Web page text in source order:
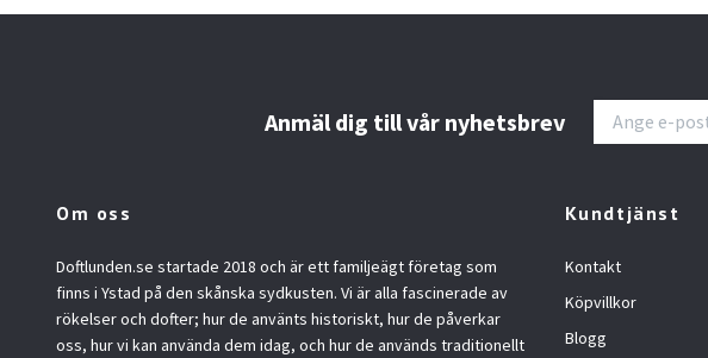
Anmäl dig till vår nyhetsbrev
Om oss
Doftlunden.se startade 2018 och är ett familjeägt företag som
finns i Ystad på den skånska sydkusten. Vi är alla fascinerade av
rökelser och dofter; hur de använts historiskt, hur de påverkar
oss, hur vi kan använda dem idag, och hur de används traditionellt
Kundtjänst
Kontakt
Köpvillkor
Blogg